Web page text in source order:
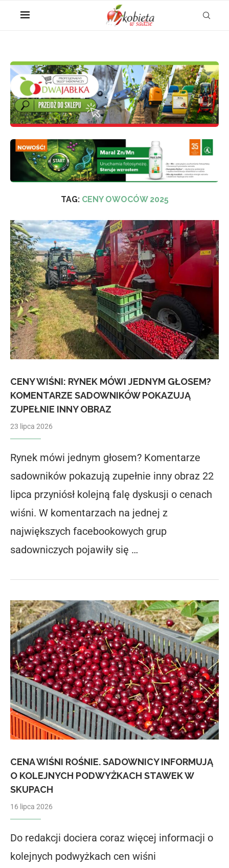
TAG: CENY OWOCÓW 2025
CENY WIŚNI: RYNEK MÓWI JEDNYM GŁOSEM?
KOMENTARZE SADOWNIKÓW POKAZUJĄ
ZUPEŁNIE INNY OBRAZ
23 lipca 2026
Rynek mówi jednym głosem? Komentarze
sadowników pokazują zupełnie inny obraz 22
lipca przyniósł kolejną falę dyskusji o cenach
wiśni. W komentarzach na jednej z
największych facebookowych grup
sadowniczych pojawiły się …
CENA WIŚNI ROŚNIE. SADOWNICY INFORMUJĄ
O KOLEJNYCH PODWYŻKACH STAWEK W
SKUPACH
16 lipca 2026
Do redakcji dociera coraz więcej informacji o
kolejnych podwyżkach cen wiśni